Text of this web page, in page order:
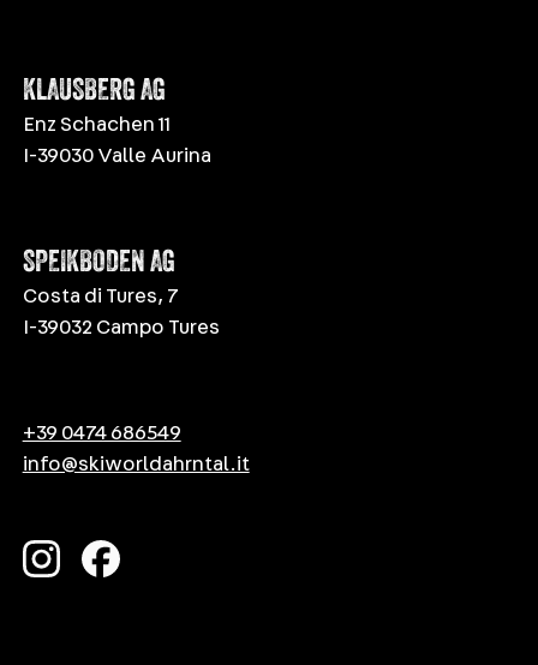
KLAUSBERG AG
Enz Schachen 11
I-39030 Valle Aurina
SPEIKBODEN AG
Costa di Tures, 7
I-39032 Campo Tures
+39 0474 686549
info@skiworldahrntal.it